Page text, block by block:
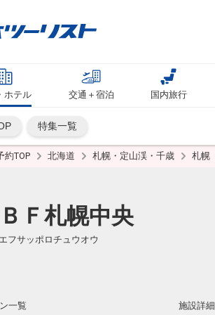
ホテル 交通＋宿泊 国内旅行
特集一覧
約TOP 北海道 札幌・定山渓・千歳 札幌
Ｆ札幌中央
フサッポロチュウオウ
一覧 施設詳細